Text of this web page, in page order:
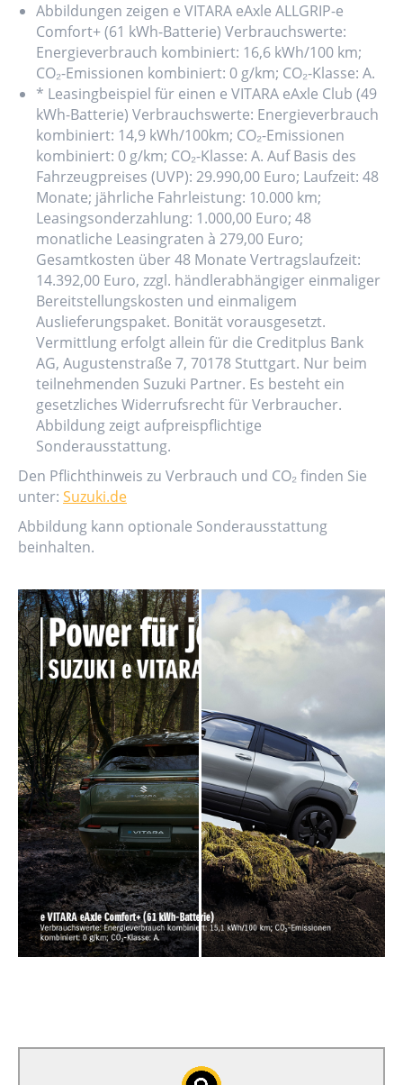
Abbildungen zeigen e VITARA eAxle ALLGRIP-e
Comfort+ (61 kWh-Batterie) Verbrauchswerte:
Energieverbrauch kombiniert: 16,6 kWh/100 km;
CO₂-Emissionen kombiniert: 0 g/km; CO₂-Klasse: A.
* Leasingbeispiel für einen e VITARA eAxle Club (49
kWh-Batterie) Verbrauchswerte: Energieverbrauch
kombiniert: 14,9 kWh/100km; CO₂-Emissionen
kombiniert: 0 g/km; CO₂-Klasse: A. Auf Basis des
Fahrzeugpreises (UVP): 29.990,00 Euro; Laufzeit: 48
Monate; jährliche Fahrleistung: 10.000 km;
Leasingsonderzahlung: 1.000,00 Euro; 48
monatliche Leasingraten à 279,00 Euro;
Gesamtkosten über 48 Monate Vertragslaufzeit:
14.392,00 Euro, zzgl. händlerabhängiger einmaliger
Bereitstellungskosten und einmaligem
Auslieferungspaket. Bonität vorausgesetzt.
Vermittlung erfolgt allein für die Creditplus Bank
AG, Augustenstraße 7, 70178 Stuttgart. Nur beim
teilnehmenden Suzuki Partner. Es besteht ein
gesetzliches Widerrufsrecht für Verbraucher.
Abbildung zeigt aufpreispflichtige
Sonderausstattung.
Den Pflichthinweis zu Verbrauch und CO₂ finden Sie
unter: Suzuki.de
Abbildung kann optionale Sonderausstattung
beinhalten.